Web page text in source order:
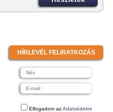
HÍRLEVÉL FELIRATKOZÁS
Elfogadom azAdatvédelmi